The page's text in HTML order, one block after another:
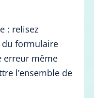
: relisez
du formulaire
erreur même
l’ensemble de